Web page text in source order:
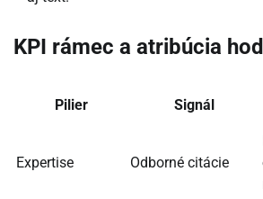
KPI rámec a atribúcia
Pilier Signál
Expertise Odborné citácie